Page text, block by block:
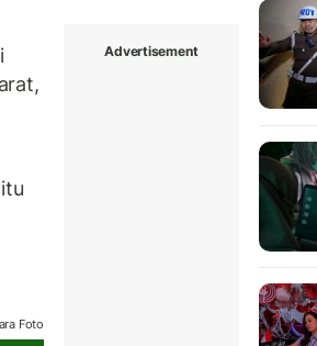
itu
Foto
Advertisement